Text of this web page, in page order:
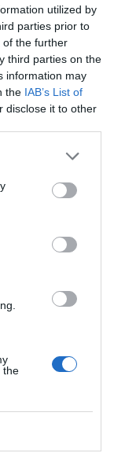
utilized by
parties prior to
of the further
third parties on the
information may
the IAB’s List of
disclose it to other
the
XIV: lentos pero
la
trabajo
SANCHISTA
Hazte
Mareta: